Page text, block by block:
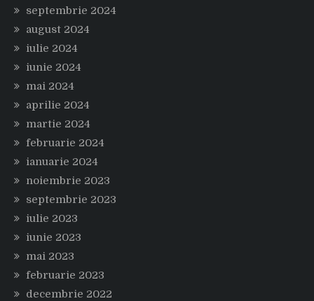
septembrie 2024
august 2024
iulie 2024
iunie 2024
mai 2024
aprilie 2024
martie 2024
februarie 2024
ianuarie 2024
noiembrie 2023
septembrie 2023
iulie 2023
iunie 2023
mai 2023
februarie 2023
decembrie 2022